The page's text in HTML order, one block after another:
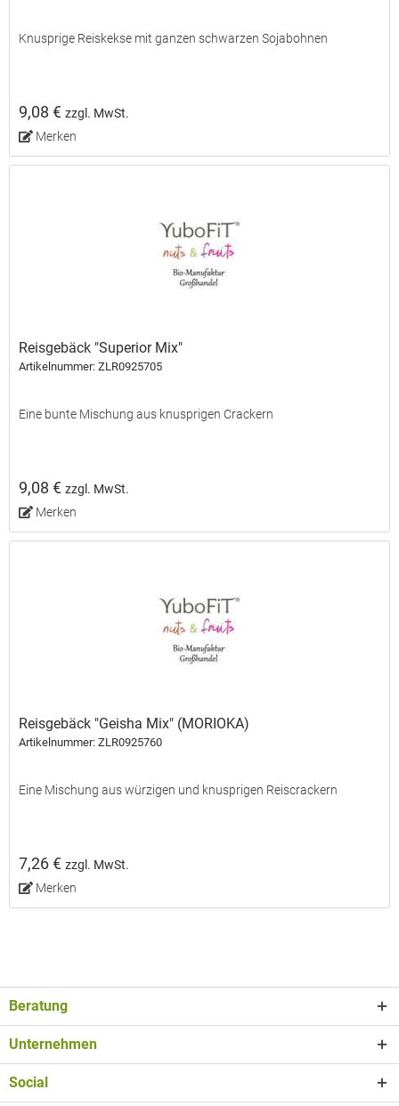
Knusprige Reiskekse mit ganzen schwarzen Sojabohnen
9,08 €zzgl. MwSt.
Merken
Reisgebäck "Superior Mix"
Artikelnummer: ZLR0925705
Eine bunte Mischung aus knusprigen Crackern
9,08 €zzgl. MwSt.
Merken
Reisgebäck "Geisha Mix" (MORIOKA)
Artikelnummer: ZLR0925760
Eine Mischung aus würzigen und knusprigen Reiscrackern
7,26 €zzgl. MwSt.
Merken
Beratung
Unternehmen
Social